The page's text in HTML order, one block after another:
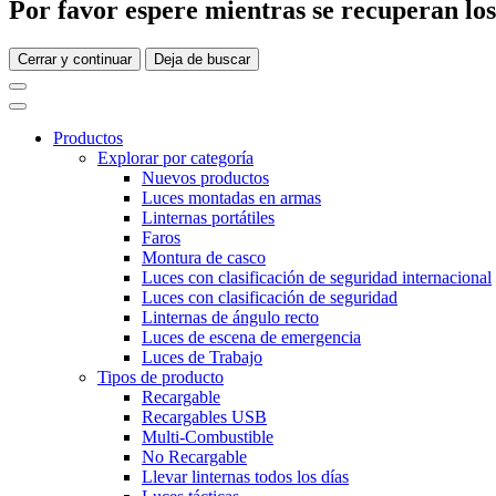
Por favor espere mientras se recuperan
Cerrar y continuar Deja de buscar
Productos
Explorar por categoría
Nuevos productos
Luces montadas en armas
Linternas portátiles
Faros
Montura de casco
Luces con clasificación de seguridad internacional
Luces con clasificación de seguridad
Linternas de ángulo recto
Luces de escena de emergencia
Luces de Trabajo
Tipos de producto
Recargable
Recargables USB
Multi-Combustible
No Recargable
Llevar linternas todos los días